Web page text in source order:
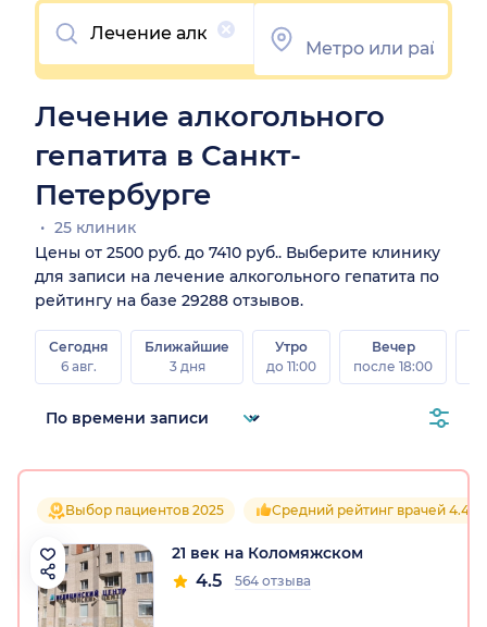
Очистить
Лечение алкогольного
гепатита в Санкт-
Петербурге
25 клиник
Цены от 2500 руб. до 7410 руб.. Выберите клинику
для записи на лечение алкогольного гепатита по
рейтингу на базе 29288 отзывов.
Сегодня
6 авг.
Ближайшие
3 дня
Утро
до 11:00
Вечер
после 18:00
Выбор пациентов 2025 Средний рейтинг врачей 4.4
21 век на Коломяжском
4.5 564 отзыва